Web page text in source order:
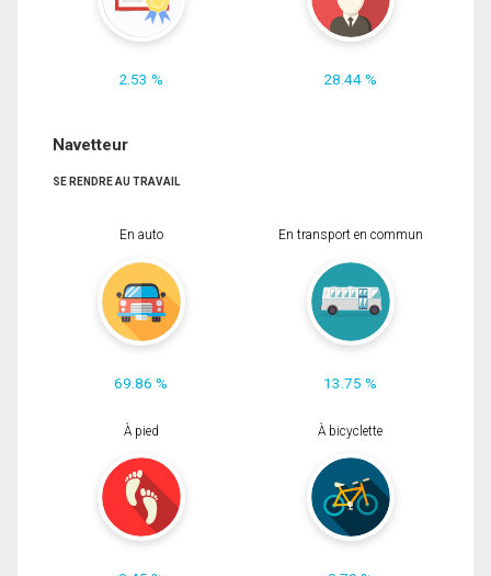
2.53 % 28.44 %
Navetteur
SE RENDRE AU TRAVAIL
En auto
69.86 %
En transport en commun
13.75 %
À pied À bicyclette